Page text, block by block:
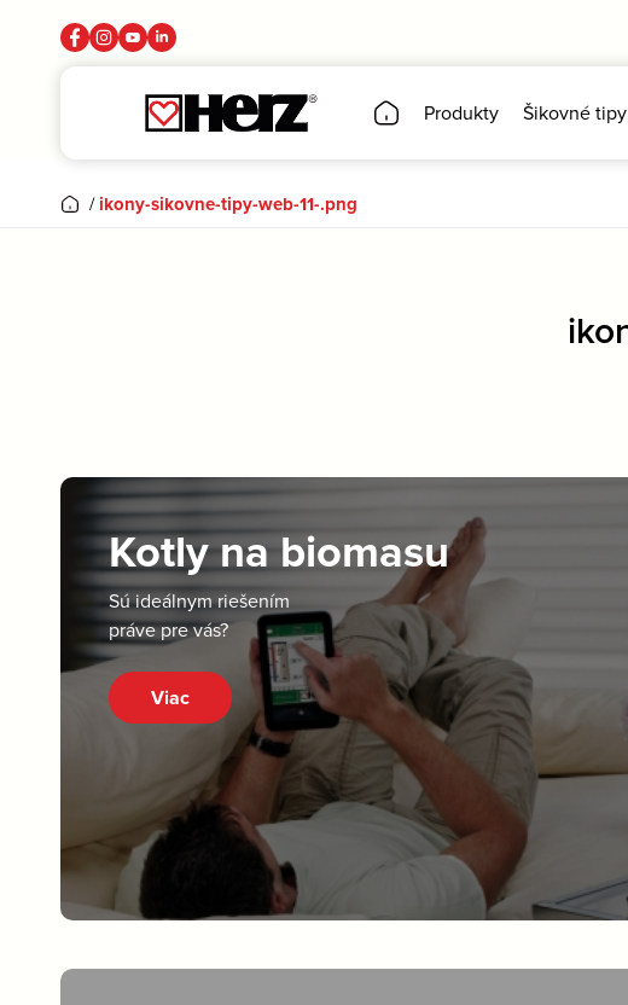
Produkty Šikovné tipy
/ikony-sikovne-tipy-web-11-.png
Kotly na biomasu
Sú ideálnym riešením
práve pre vás?
Viac